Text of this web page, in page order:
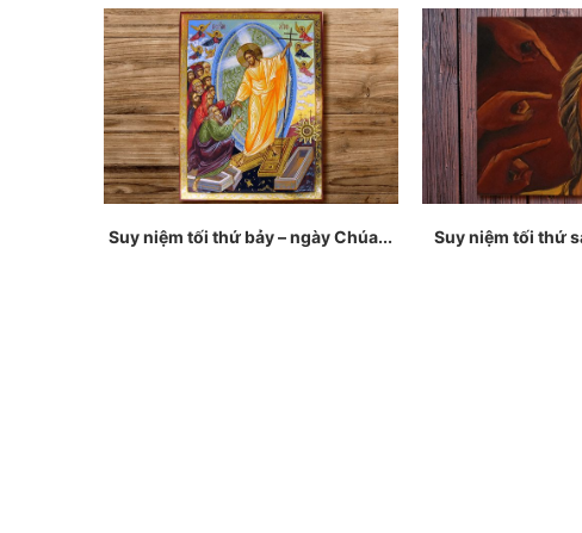
Suy niệm tối thứ bảy – ngày Chúa... Suy niệm tối thứ